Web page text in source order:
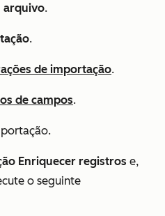
arquivo.
.
de importação.
de campos.
Enriquecer registros e,
o seguinte